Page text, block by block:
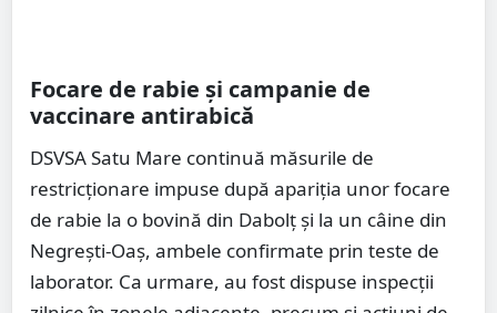
Focare de rabie și campanie de
vaccinare antirabică
DSVSA Satu Mare continuă măsurile de
restricționare impuse după apariția unor focare
de rabie la o bovină din Dabolț și la un câine din
Negrești-Oaș, ambele confirmate prin teste de
laborator. Ca urmare, au fost dispuse inspecții